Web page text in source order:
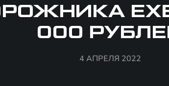
000
4 АПРЕЛЯ 2022